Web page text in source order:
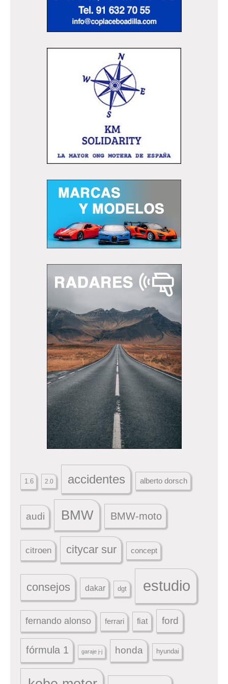
1.6 2.0 accidentes alberto dorsch
audi BMW BMW-moto
citroen citycar sur concept
consejos dakar dgt estudio
fernando alonso ferrari fiat ford
fórmula 1 garaje j-j honda hyundai